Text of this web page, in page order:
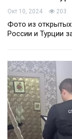
Окт 10, 2024 203
Фото из открытых
России и Турции